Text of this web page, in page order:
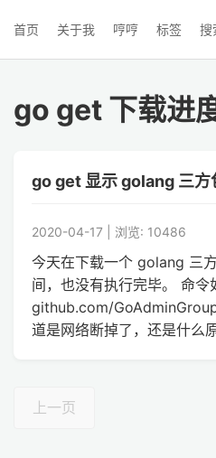
首页 关于我 哼哼 标签 搜
go get 下载进
go get 显示 golang 三方
2020-04-17 | 浏览: 10486
今天在下载一个 golang 三
间，也没有执行完毕。 命
github.com/
道是网络断掉了，还是什么
上一页